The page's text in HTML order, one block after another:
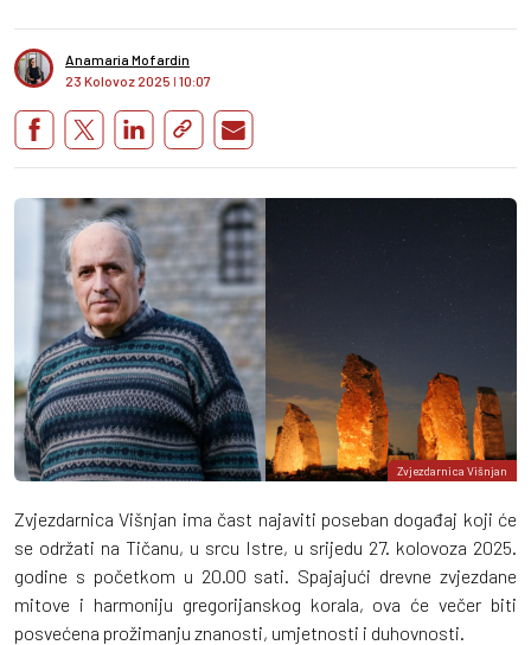
Anamaria Mofardin
23 Kolovoz 2025 I 10:07
Zvjezdarnica Višnjan
Zvjezdarnica Višnjan ima čast najaviti poseban događaj koji će
se održati na Tičanu, u srcu Istre, u srijedu 27. kolovoza 2025.
godine s početkom u 20.00 sati. Spajajući drevne zvjezdane
mitove i harmoniju gregorijanskog korala, ova će večer biti
posvećena prožimanju znanosti, umjetnosti i duhovnosti.